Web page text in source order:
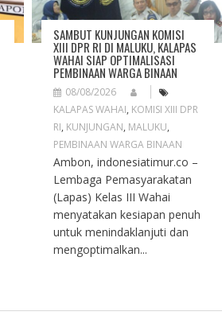
SAMBUT KUNJUNGAN KOMISI
XIII DPR RI DI MALUKU, KALAPAS
WAHAI SIAP OPTIMALISASI
PEMBINAAN WARGA BINAAN
08/08/2026
KALAPAS WAHAI, KOMISI XIII DPR
RI, KUNJUNGAN, MALUKU,
PEMBINAAN WARGA BINAAN
Ambon, indonesiatimur.co –
Lembaga Pemasyarakatan
(Lapas) Kelas III Wahai
menyatakan kesiapan penuh
untuk menindaklanjuti dan
mengoptimalkan...